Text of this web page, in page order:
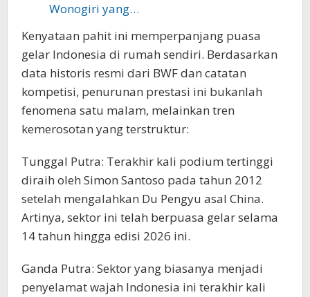
Wonogiri yang…
​Kenyataan pahit ini memperpanjang puasa
gelar Indonesia di rumah sendiri. Berdasarkan
data historis resmi dari BWF dan catatan
kompetisi, penurunan prestasi ini bukanlah
fenomena satu malam, melainkan tren
kemerosotan yang terstruktur:
​Tunggal Putra: Terakhir kali podium tertinggi
diraih oleh Simon Santoso pada tahun 2012
setelah mengalahkan Du Pengyu asal China.
Artinya, sektor ini telah berpuasa gelar selama
14 tahun hingga edisi 2026 ini.
​Ganda Putra: Sektor yang biasanya menjadi
penyelamat wajah Indonesia ini terakhir kali